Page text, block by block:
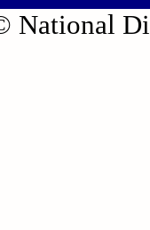
National